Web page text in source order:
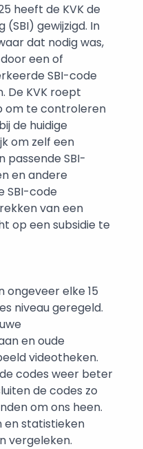
heeft de KVK de
(SBI) gewijzigd. In
dat nodig was,
een of
SBI-code
De KVK roept
om te controleren
de huidige
om zelf een
passende SBI-
en andere
SBI-code
van een
op een subsidie te
ongeveer elke 15
niveau geregeld.
en oude
videotheken.
codes weer beter
de codes zo
om ons heen.
statistieken
vergeleken.